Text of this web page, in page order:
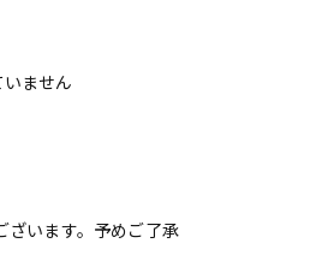
ません
ざいます。予めご了承